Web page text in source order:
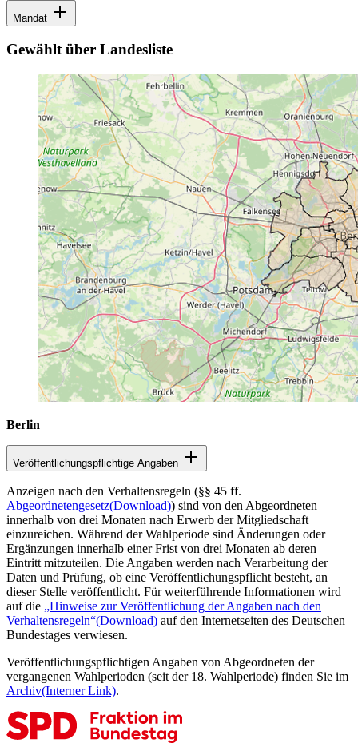
Mandat
Gewählt über Landesliste
Berlin
Veröffentlichungspflichtige Angaben
Anzeigen nach den Verhaltensregeln (§§ 45 ff.
Abgeordnetengesetz(Download)) sind von den Abgeordneten
innerhalb von drei Monaten nach Erwerb der Mitgliedschaft
einzureichen. Während der Wahlperiode sind Änderungen oder
Ergänzungen innerhalb einer Frist von drei Monaten ab deren
Eintritt mitzuteilen. Die Angaben werden nach Verarbeitung der
Daten und Prüfung, ob eine Veröffentlichungspflicht besteht, an
dieser Stelle veröffentlicht. Für weiterführende Informationen wird
auf die „Hinweise zur Veröffentlichung der Angaben nach den
Verhaltensregeln“(Download) auf den Internetseiten des Deutschen
Bundestages verwiesen.
Veröffentlichungspflichtigen Angaben von Abgeordneten der
vergangenen Wahlperioden (seit der 18. Wahlperiode) finden Sie im
Archiv(Interner Link).